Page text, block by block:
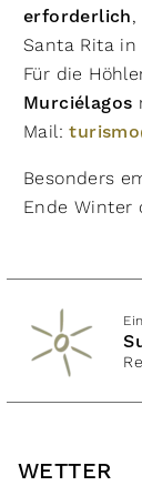
erforderlich,
Santa Rita in
Für die
Murciélagos
Mail:
Besonders
Ende Winter
WETTER